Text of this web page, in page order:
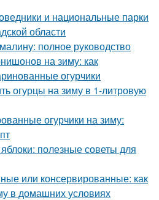
и национальные парки
области
полное руководство
на зиму: как
огурчики
огурцы на зиму в 1-литровую
огурчики на зиму:
полезные советы для
или консервированные: как
в домашних условиях